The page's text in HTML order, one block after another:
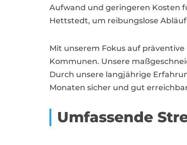
Aufwand und geringeren Kosten
Hettstedt, um reibungslose
Mit unserem Fokus auf
Kommunen. Unsere
Durch unsere langjährige
Monaten sicher und gut
Umfassende